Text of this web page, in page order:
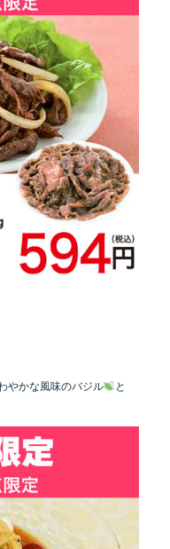
やかな風味のバジル
と